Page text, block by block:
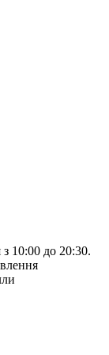
10:00 до 20:30.